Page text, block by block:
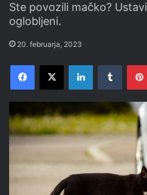
Ste povozili mačko?
oglobljeni.
20. februarja, 2023
Facebook
X LinkedInTumblr